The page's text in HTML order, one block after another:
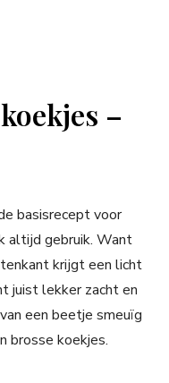
–
basisrecept voor
altijd gebruik. Want
krijgt een licht
juist lekker zacht en
een beetje smeuïg
brosse koekjes.